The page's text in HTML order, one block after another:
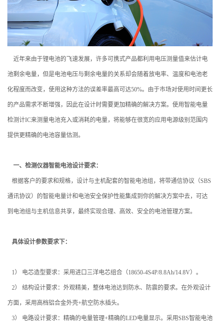
近年来由于锂电池的飞速发展，许多可携式产品都利用电压测量值来估计电
池剩余电量，但是电池电压与剩余电量的关系却会随着放电率、温度和电池老
化程度而改变，使用这种方法的误差率最高可达50%。由于市场对使用时间更长
的产品需求不断增强，因此在设计时需要更加精确的解决方案。使用智能电量
检测计IC来测量电池充入或消耗的电量，将能够在很宽的应用电源级别范围内
提供更精确的电池容量估测。
一、检测仪器智能电池设计要求：
根据客户的要求和规格，设计与主机配套的智能电池组，将带通信协议（SBS
通讯协议）的智能电量计和电池安全保护性能集成到你的解决方案中去，可达
到电池组与主机信息共享，最终实现合理、高效、安全的电池管理方案。
具体设计参数要求下：
1 ） 电芯造型要求： 采用进口三洋电芯组合（18650-4S4P/8.8Ah/14.8V）。
2） 结构设计要求： 外观精美，整体电池达到防水、防震的要求。在外观设计
方面，采用高档铝合金外壳+航空防水插头。
3） 电路设计要求： 精确的电量管理+精确的LED电量显示。采用SBS智能电池